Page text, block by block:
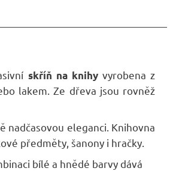
skříň na knihyvyrobena z
lakem. Ze dřeva jsou rovněž
nadčasovou eleganci. Knihovna
předměty, šanony i hračky.
bílé a hnědé barvy dává